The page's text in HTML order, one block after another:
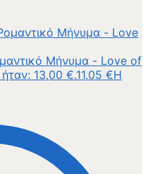
Μήνυμα - Love of
13,00 €.11,05 €Η